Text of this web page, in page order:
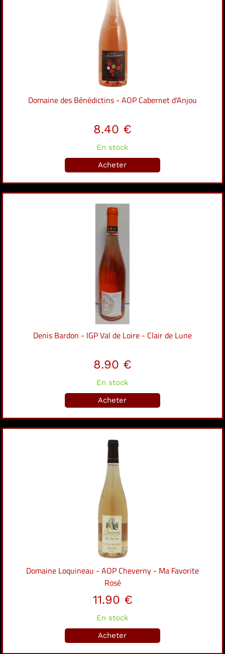
Domaine des Bénédictins - AOP Cabernet d'Anjou
8.40 €
En stock
Acheter
Denis Bardon - IGP Val de Loire - Clair de Lune
8.90 €
En stock
Acheter
Domaine Loquineau - AOP Cheverny - Ma Favorite
Rosé
11.90 €
En stock
Acheter